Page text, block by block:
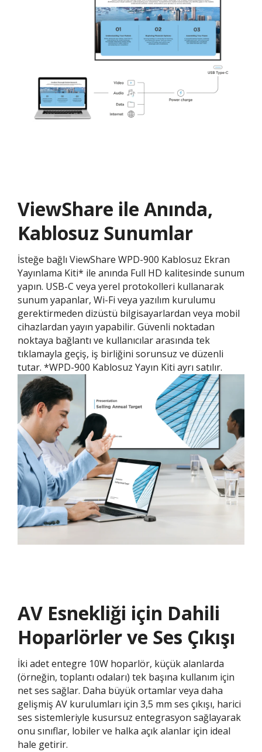
ViewShare ile Anında,
Kablosuz Sunumlar
İsteğe bağlı ViewShare WPD-900 Kablosuz Ekran
Yayınlama Kiti* ile anında Full HD kalitesinde sunum
yapın. USB-C veya yerel protokolleri kullanarak
sunum yapanlar, Wi-Fi veya yazılım kurulumu
gerektirmeden dizüstü bilgisayarlardan veya mobil
cihazlardan yayın yapabilir. Güvenli noktadan
noktaya bağlantı ve kullanıcılar arasında tek
tıklamayla geçiş, iş birliğini sorunsuz ve düzenli
tutar. *WPD-900 Kablosuz Yayın Kiti ayrı satılır.
AV Esnekliği için Dahili
Hoparlörler ve Ses Çıkışı​
İki adet entegre 10W hoparlör, küçük alanlarda
(örneğin, toplantı odaları) tek başına kullanım için
net ses sağlar. Daha büyük ortamlar veya daha
gelişmiş AV kurulumları için 3,5 mm ses çıkışı, harici
ses sistemleriyle kusursuz entegrasyon sağlayarak
onu sınıflar, lobiler ve halka açık alanlar için ideal
hale getirir.​